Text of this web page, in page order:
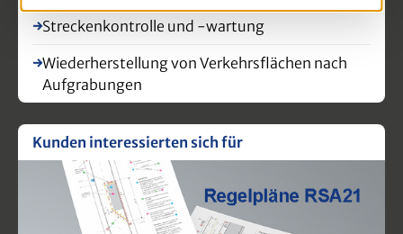
Streckenkontrolle und -wartung
Wiederherstellung von Verkehrsflächen nach
Aufgrabungen
Kunden interessierten sich für